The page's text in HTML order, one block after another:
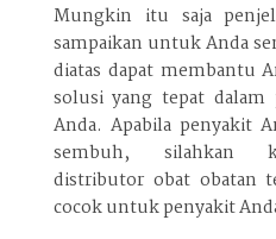
Mungkin itu saja
sampaikan untuk Anda
diatas dapat membantu
solusi yang tepat dalam
Anda. Apabila penyakit
sembuh, silahkan
distributor obat obatan
cocok untuk penyakit